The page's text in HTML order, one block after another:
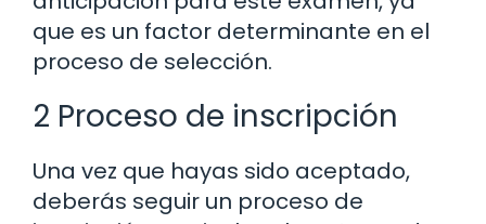
que es un factor determinante en el
proceso de selección.
2 Proceso de inscripción
Una vez que hayas sido aceptado,
deberás seguir un proceso de